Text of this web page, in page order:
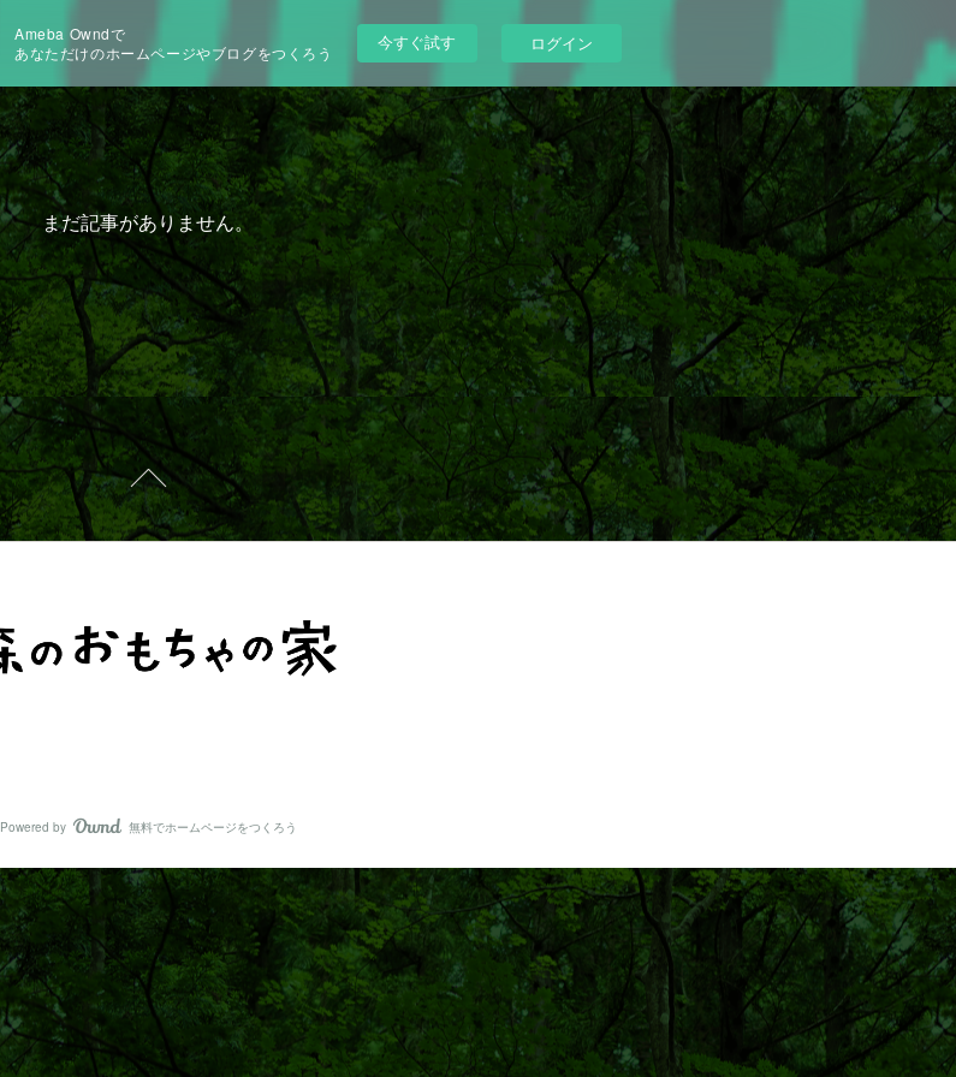
Ameba Owndで
あなただけのホームページやブログをつくろう
今すぐ試す ログイン
まだ記事がありません。
Powered by AmebaOwnd
無料でホームページをつくろう